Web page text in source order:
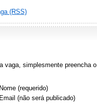
(RSS)
vaga, simplesmente preencha o
Nome (requerido)
Email (não será publicado)